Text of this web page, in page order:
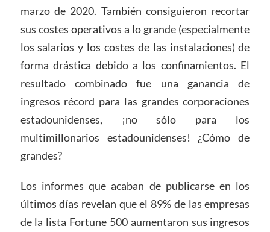
marzo de 2020. También consiguieron recortar
sus costes operativos a lo grande (especialmente
los salarios y los costes de las instalaciones) de
forma drástica debido a los confinamientos. El
resultado combinado fue una ganancia de
ingresos récord para las grandes corporaciones
estadounidenses, ¡no sólo para los
multimillonarios estadounidenses! ¿Cómo de
grandes?
Los informes que acaban de publicarse en los
últimos días revelan que el 89% de las empresas
de la lista Fortune 500 aumentaron sus ingresos